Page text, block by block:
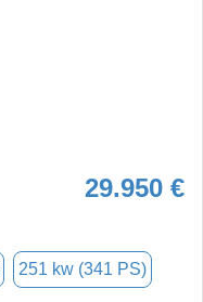
29.950 €
251 kw (341 PS)